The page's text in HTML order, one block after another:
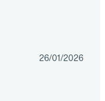
26/01/2026